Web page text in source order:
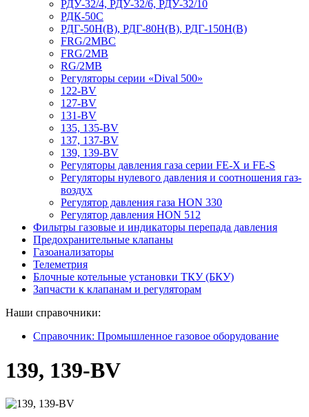
РДУ-32/4, РДУ-32/6, РДУ-32/10
РДК-50С
РДГ-50Н(В), РДГ-80Н(В), РДГ-150Н(В)
FRG/2MBC
FRG/2MB
RG/2MB
Регуляторы серии «Dival 500»
122-BV
127-BV
131-BV
135, 135-BV
137, 137-BV
139, 139-BV
Регуляторы давления газа серии FE-X и FE-S
Регуляторы нулевого давления и соотношения газ-
воздух
Регулятор давления газа HON 330
Регулятор давления HON 512
Фильтры газовые и индикаторы перепада давления
Предохранительные клапаны
Газоанализаторы
Телеметрия
Блочные котельные установки ТКУ (БКУ)
Запчасти к клапанам и регуляторам
Наши справочники:
Справочник: Промышленное газовое оборудование
139, 139-BV